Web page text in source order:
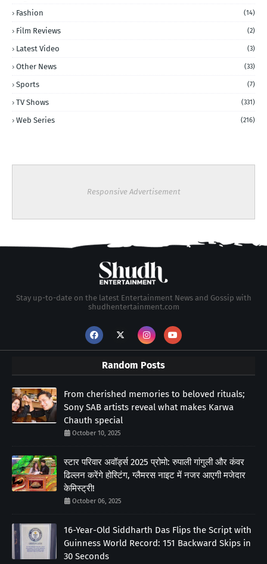
Fashion (14)
Film Reviews (2)
Latest Video (3)
Other News (33)
Sports (7)
TV Shows (331)
Web Series (216)
Responsive Advertisement
Stay up-to-date on the latest Entertainment News and Gossip with
shudhentertainment.com
Random Posts
From cherished memories to beloved rituals;
Sony SAB artists reveal what makes Karwa
Chauth special
October 10, 2025
स्टार परिवार अवॉर्ड्स 2025 प्रोमो: रुपाली गांगुली और कंवर
ढिल्लन करेंगे होस्टिंग, ग्लैमरस नाइट में नजर आएगी मजेदार
केमिस्ट्री!
October 06, 2025
16-Year-Old Siddharth Das Flips the Script with
Guinness World Record: 151 Backward Skips in
30 Seconds